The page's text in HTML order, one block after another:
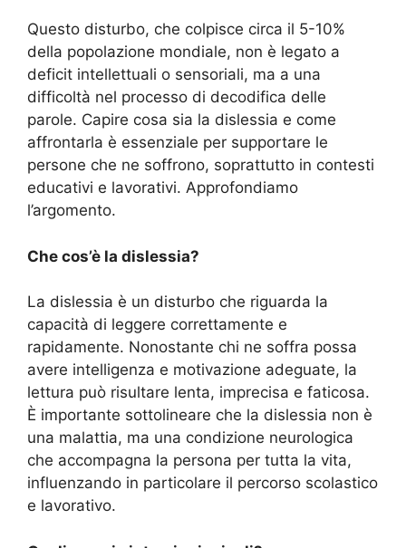
Questo disturbo, che colpisce circa il 5-10%
della popolazione mondiale, non è legato a
deficit intellettuali o sensoriali, ma a una
difficoltà nel processo di decodifica delle
parole. Capire cosa sia la dislessia e come
affrontarla è essenziale per supportare le
persone che ne soffrono, soprattutto in contesti
educativi e lavorativi. Approfondiamo
l’argomento.
Che cos’è la dislessia?
La dislessia è un disturbo che riguarda la
capacità di leggere correttamente e
rapidamente. Nonostante chi ne soffra possa
avere intelligenza e motivazione adeguate, la
lettura può risultare lenta, imprecisa e faticosa.
È importante sottolineare che la dislessia non è
una malattia, ma una condizione neurologica
che accompagna la persona per tutta la vita,
influenzando in particolare il percorso scolastico
e lavorativo.